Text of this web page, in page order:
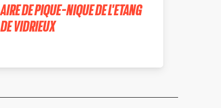
AIRE DE PIQUE-NIQUE DE L'ETANG
DE VIDRIEUX